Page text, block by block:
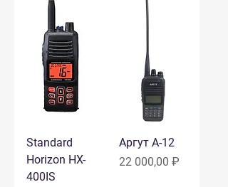
Standard
Horizon HX-
400IS
Аргут A-12
Цена
22 000,00 ₽